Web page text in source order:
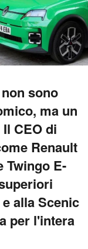
sono
ma un
CEO di
Renault
Twingo E-
alla Scenic
per l'intera